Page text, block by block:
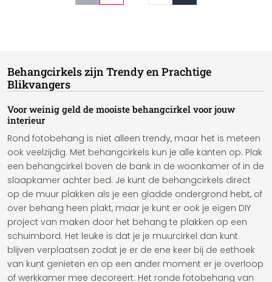
Behangcirkels zijn Trendy en Prachtige
Blikvangers
Voor weinig geld de mooiste behangcirkel voor jouw
interieur
Rond fotobehang is niet alleen trendy, maar het is meteen
ook veelzijdig. Met behangcirkels kun je alle kanten op. Plak
een behangcirkel boven de bank in de woonkamer of in de
slaapkamer achter bed. Je kunt de behangcirkels direct
op de muur plakken als je een gladde ondergrond hebt, of
over behang heen plakt, maar je kunt er ook je eigen DIY
project van maken door het behang te plakken op een
schuimbord. Het leuke is dat je je muurcirkel dan kunt
blijven verplaatsen zodat je er de ene keer bij de eethoek
van kunt genieten en op een ander moment er je overloop
of werkkamer mee decoreert. Het ronde fotobehang van